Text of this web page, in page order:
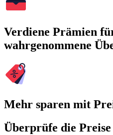
Verdiene Prämien
wahrgenommene
Mehr sparen mit
Überprüfe die